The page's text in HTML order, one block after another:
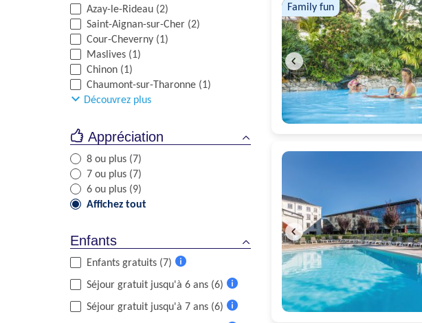
Azay-le-Rideau (2)
Saint-Aignan-sur-Cher (2)
Cour-Cheverny (1)
Maslives (1)
Chinon (1)
Chaumont-sur-Tharonne (1)
Découvrez plus
Appréciation
8 ou plus (7)
7 ou plus (7)
6 ou plus (9)
Affichez tout
Enfants
Enfants gratuits (7)
d'informations
Séjour gratuit jusqu'à 6 ans (6)
d'informations
Séjour gratuit jusqu'à 7 ans (6)
Family fun